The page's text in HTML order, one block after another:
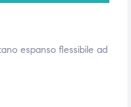
espanso flessibile ad